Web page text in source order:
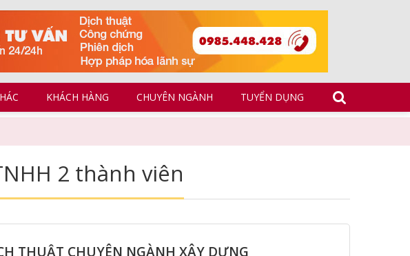
KHÁCH HÀNG CHUYÊN NGÀNH TUYỂN DỤNG
2 thành viên
THUẬT CHUYÊN NGÀNH XÂY DỰNG